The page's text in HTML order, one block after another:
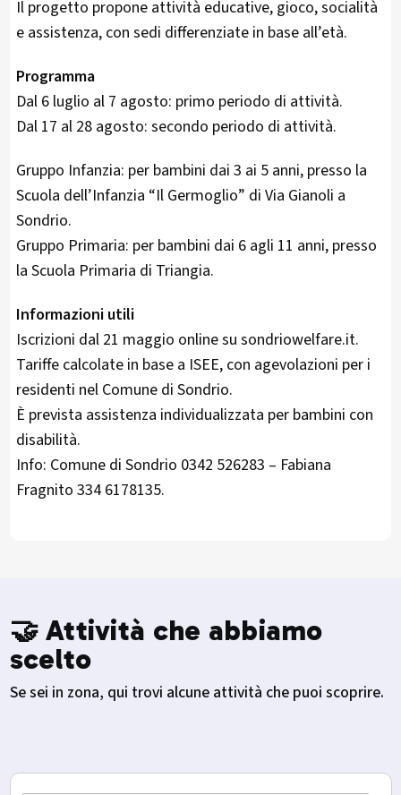
Il progetto propone attività educative, gioco, socialità
e assistenza, con sedi differenziate in base all’età.
Programma
Dal 6 luglio al 7 agosto: primo periodo di attività.
Dal 17 al 28 agosto: secondo periodo di attività.
Gruppo Infanzia: per bambini dai 3 ai 5 anni, presso la
Scuola dell’Infanzia “Il Germoglio” di Via Gianoli a
Sondrio.
Gruppo Primaria: per bambini dai 6 agli 11 anni, presso
la Scuola Primaria di Triangia.
Informazioni utili
Iscrizioni dal 21 maggio online su sondriowelfare.it.
Tariffe calcolate in base a ISEE, con agevolazioni per i
residenti nel Comune di Sondrio.
È prevista assistenza individualizzata per bambini con
disabilità.
Info: Comune di Sondrio 0342 526283 – Fabiana
Fragnito 334 6178135.
🤝 Attività che abbiamo
scelto
Se sei in zona, qui trovi alcune attività che puoi scoprire.